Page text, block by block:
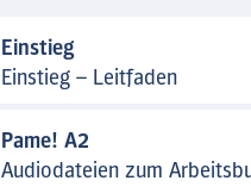
Einstieg
Einstieg – Leitfaden
Pame! A2
Audiodateien zum